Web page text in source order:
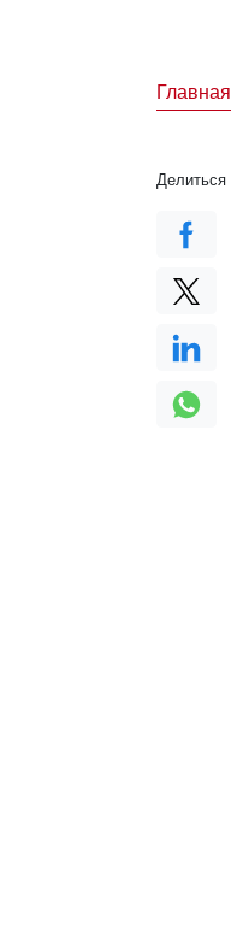
Главная
Делиться